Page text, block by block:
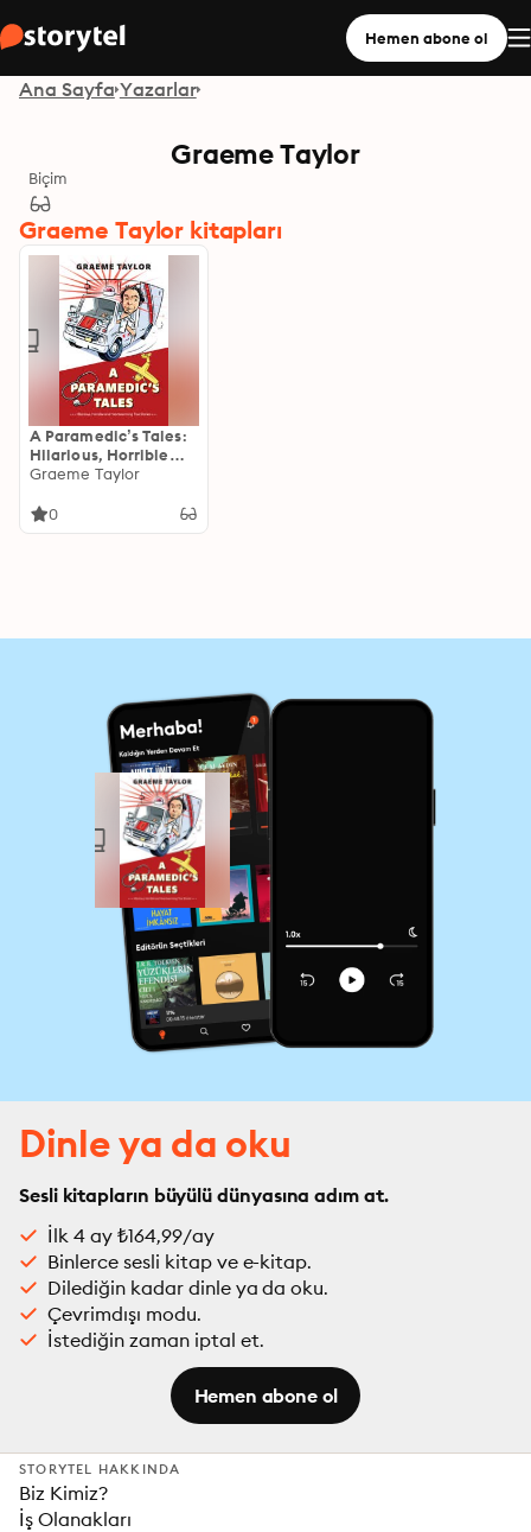
Hemen abone ol
Ana Sayfa Yazarlar
Graeme Taylor
Biçim
Graeme Taylor kitapları
A Paramedic’s Tales:
Hilarious, Horrible
and Heartwarming
Graeme Taylor
0
Dinle ya da oku
Sesli kitapların büyülü dünyasına adım at.
İlk 4 ay ₺164,99/ay
Binlerce sesli kitap ve e-kitap.
Dilediğin kadar dinle ya da oku.
Çevrimdışı modu.
İstediğin zaman iptal et.
Hemen abone ol
STORYTEL HAKKINDA
Biz Kimiz?
İş Olanakları